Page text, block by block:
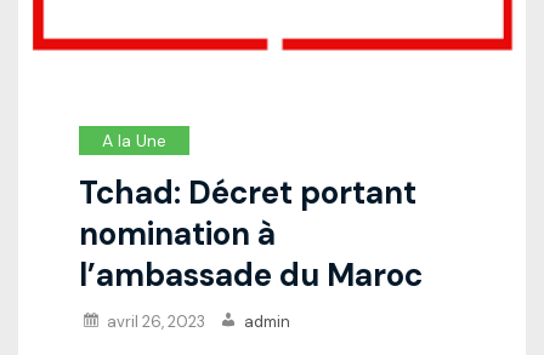
A la Une
Tchad: Décret portant
nomination à
l’ambassade du Maroc
avril 26, 2023 admin